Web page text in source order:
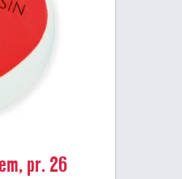
pr. 26